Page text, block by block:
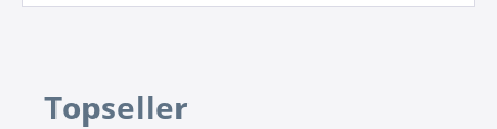
Artikelgalerie überspringen
Topseller